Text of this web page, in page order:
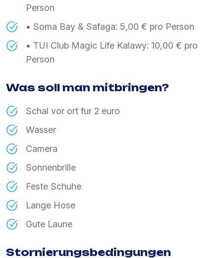
Person
• Soma Bay & Safaga: 5,00 € pro Person
• TUI Club Magic Life Kalawy: 10,00 € pro
Person
Was soll man mitbringen?
Schal vor ort fur 2 euro
Wasser
Camera
Sonnenbrille
Feste Schuhe
Lange Hose
Gute Laune
Stornierungsbedingungen